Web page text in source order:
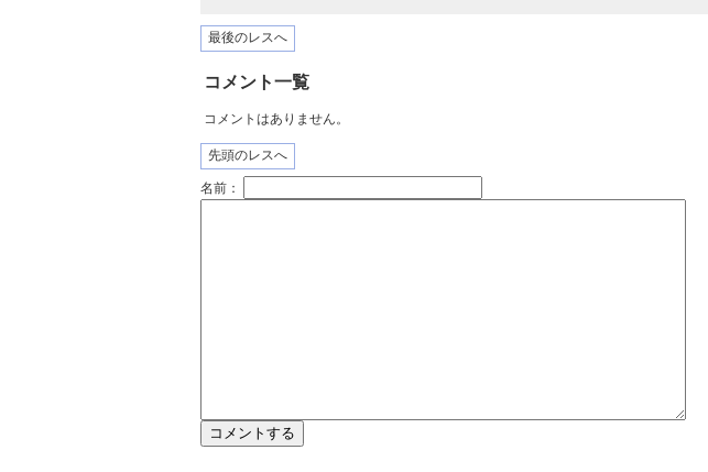
最後のレスへ
コメント一覧
コメントはありません。
先頭のレスへ
名前：